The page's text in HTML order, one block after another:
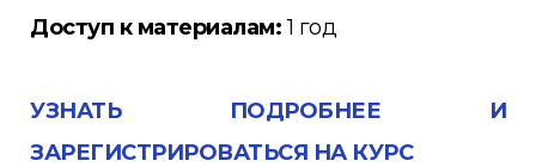
Доступ к материалам:1 год
УЗНАТЬ ПОДРОБНЕЕ И
ЗАРЕГИСТРИРОВАТЬСЯ НА КУРС